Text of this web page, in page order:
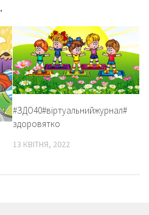
#ЗДО40#віртуальнийжурнал#
здоровятко
13 КВІТНЯ, 2022